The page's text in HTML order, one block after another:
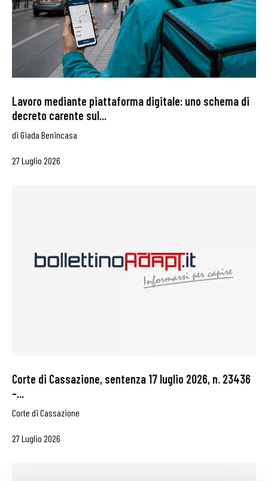
Lavoro mediante piattaforma digitale: uno schema di
decreto carente sul...
di Giada Benincasa
27 Luglio 2026
Corte di Cassazione, sentenza 17 luglio 2026, n. 23436
–...
Corte di Cassazione
27 Luglio 2026